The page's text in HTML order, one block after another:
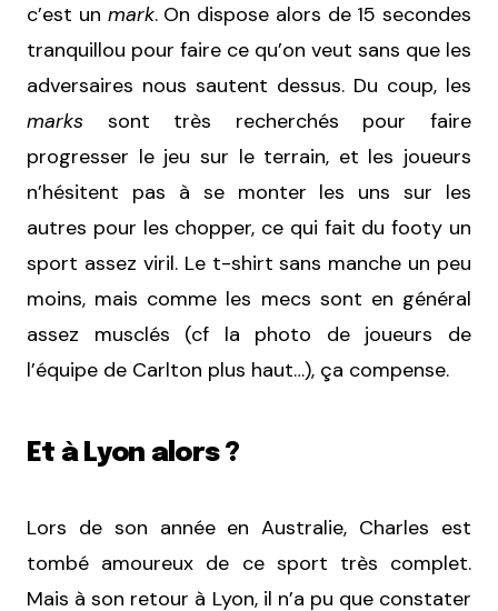
c’est un mark. On dispose alors de 15 secondes
tranquillou pour faire ce qu’on veut sans que les
adversaires nous sautent dessus. Du coup, les
marks sont très recherchés pour faire
progresser le jeu sur le terrain, et les joueurs
n’hésitent pas à se monter les uns sur les
autres pour les chopper, ce qui fait du footy un
sport assez viril. Le t-shirt sans manche un peu
moins, mais comme les mecs sont en général
assez musclés (cf la photo de joueurs de
l’équipe de Carlton plus haut…), ça compense.
Et à Lyon alors ?
Lors de son année en Australie, Charles est
tombé amoureux de ce sport très complet.
Mais à son retour à Lyon, il n’a pu que constater